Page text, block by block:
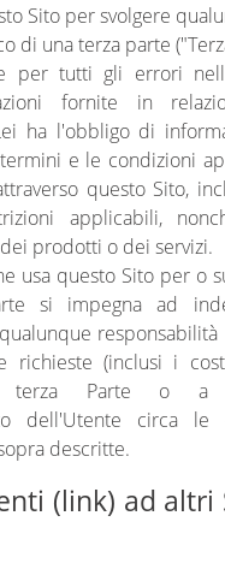
Sito per svolgere
di una terza parte
per tutti gli errori
fornite in
ha l'obbligo di
e le condizioni
questo Sito,
applicabili,
prodotti o dei servizi.
usa questo Sito per o
si impegna ad
richieste (inclusi i
terza Parte o a
dell'Utente circa le
descritte.
(link) ad altri